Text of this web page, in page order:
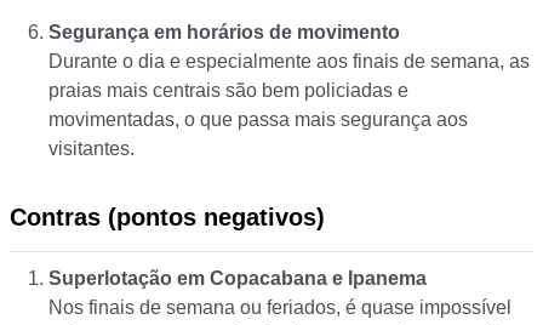
Segurança em horários de movimento
Durante o dia e especialmente aos finais de semana, as
praias mais centrais são bem policiadas e
movimentadas, o que passa mais segurança aos
visitantes.
Contras (pontos negativos)
Superlotação em Copacabana e Ipanema
Nos finais de semana ou feriados, é quase impossível